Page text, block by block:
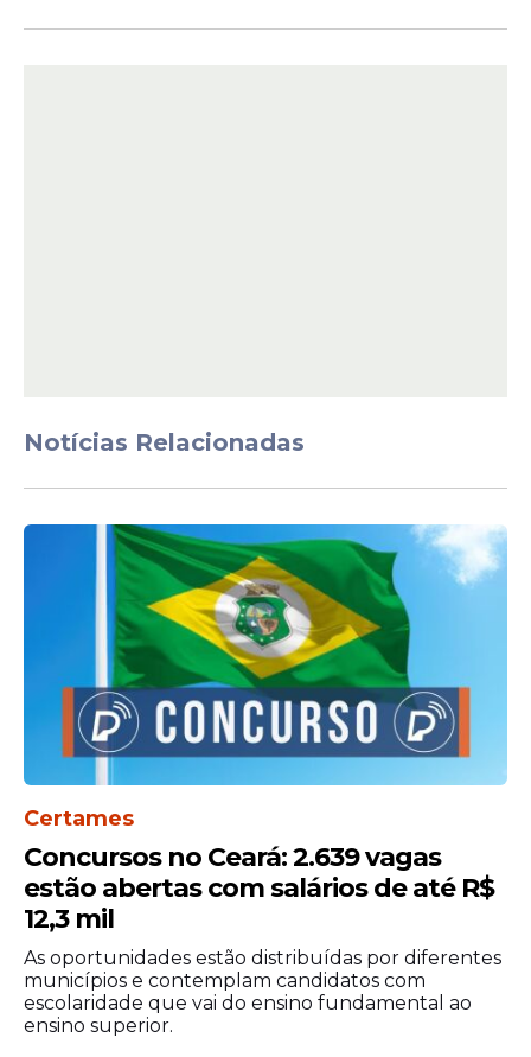
O processo seletivo também prevê ações
As mulheres com filhos de até 11 anos
terão direito a uma bolsa ampliada de R$
858 por mês. Os participantes também
receberão auxílio alimentação no valor de
R$ 300 mensais, conforme previsto na
parceria com os institutos federais.
Como participar da
seleção
As inscrições ocorrem exclusivamente pela
internet e seguem abertas até o dia 15 de
Notícias Relacionadas
Certames
Concursos no Ceará: 2.639 vagas
estão abertas com salários de até R$
12,3 mil
As oportunidades estão distribuídas por diferentes
municípios e contemplam candidatos com
escolaridade que vai do ensino fundamental ao
ensino superior.